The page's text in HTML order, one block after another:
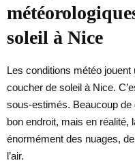
soleil à Nice
Les conditions météo jouent
coucher de soleil à Nice.
sous-estimés. Beaucoup de
bon endroit, mais en réalité,
énormément des nuages,
l’air.